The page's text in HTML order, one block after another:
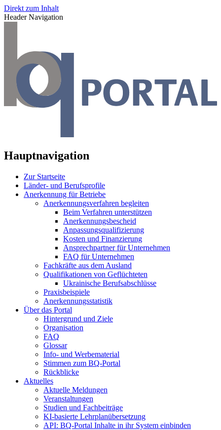
Direkt zum Inhalt
Header Navigation
Hauptnavigation
Zur Startseite
Länder- und Berufsprofile
Anerkennung für Betriebe
Anerkennungsverfahren begleiten
Beim Verfahren unterstützen
Anerkennungsbescheid
Anpassungsqualifizierung
Kosten und Finanzierung
Ansprechpartner für Unternehmen
FAQ für Unternehmen
Fachkräfte aus dem Ausland
Qualifikationen von Geflüchteten
Ukrainische Berufsabschlüsse
Praxisbeispiele
Anerkennungsstatistik
Über das Portal
Hintergrund und Ziele
Organisation
FAQ
Glossar
Info- und Werbematerial
Stimmen zum BQ-Portal
Rückblicke
Aktuelles
Aktuelle Meldungen
Veranstaltungen
Studien und Fachbeiträge
KI-basierte Lehrplanübersetzung
API: BQ-Portal Inhalte in ihr System einbinden